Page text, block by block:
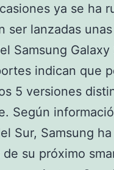
ya se ha
ser lanzadas
Samsung Galaxy
indican que
5 versiones
Según
Sur, Samsung
de su próximo